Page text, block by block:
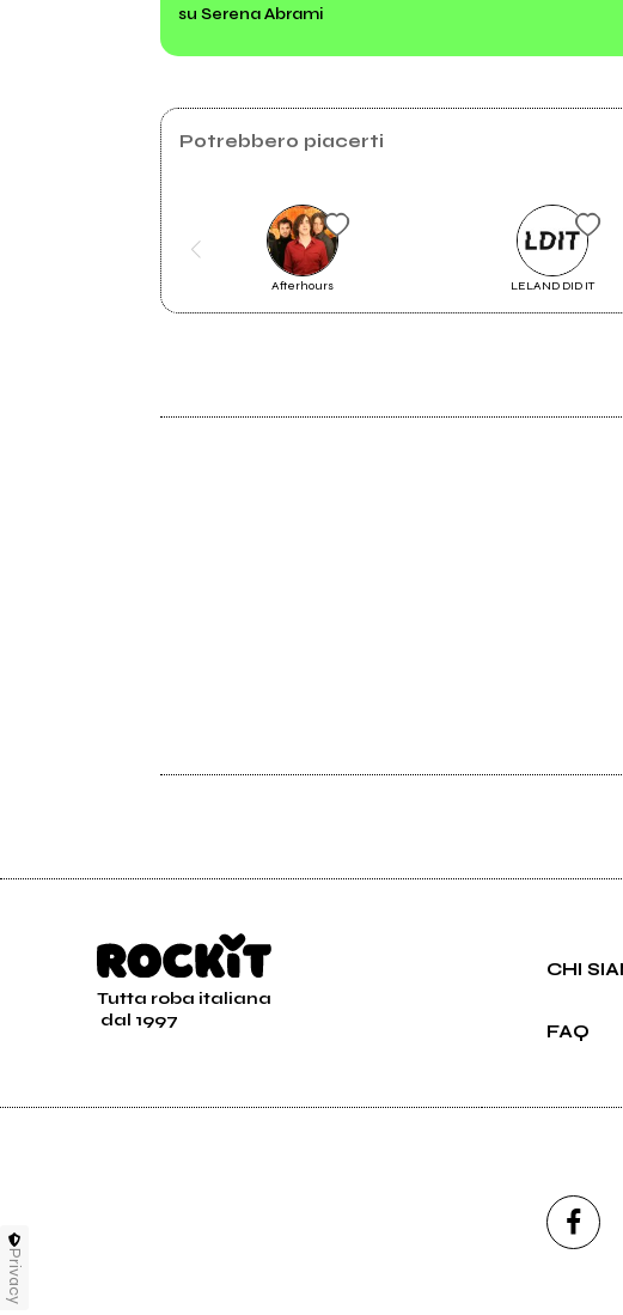
Il Bollettino di venerdì 12 marzo
su Serena Abrami
Potrebbero piacerti
Afterhours LELAND DID IT
Tutta roba italiana
dal 1997
CHI
FAQ
Privacy